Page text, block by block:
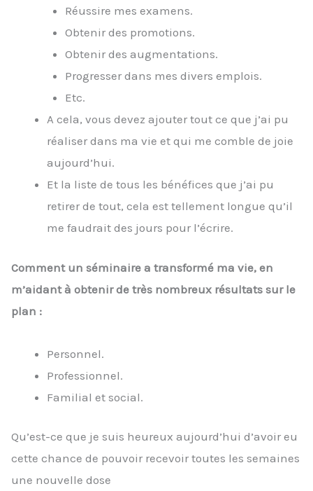
Réussire mes examens.
Obtenir des promotions.
Obtenir des augmentations.
Progresser dans mes divers emplois.
Etc.
A cela, vous devez ajouter tout ce que j’ai pu
réaliser dans ma vie et qui me comble de joie
aujourd’hui.
Et la liste de tous les bénéfices que j’ai pu
retirer de tout, cela est tellement longue qu’il
me faudrait des jours pour l’écrire.
Comment un séminaire a transformé ma vie, en
m’aidant à obtenir de très nombreux résultats sur le
plan :
Personnel.
Professionnel.
Familial et social.
Qu’est-ce que je suis heureux aujourd’hui d’avoir eu
cette chance de pouvoir recevoir toutes les semaines
une nouvelle dose